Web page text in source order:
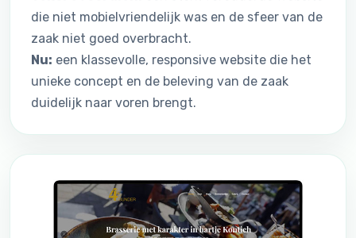
die niet mobielvriendelijk was en de sfeer van de
zaak niet goed overbracht.
Nu: een klassevolle, responsive website die het
unieke concept en de beleving van de zaak
duidelijk naar voren brengt.